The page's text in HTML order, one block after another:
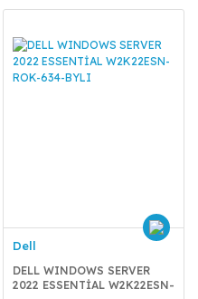
Dell
DELL WINDOWS SERVER
2022 ESSENTİAL W2K22ESN-